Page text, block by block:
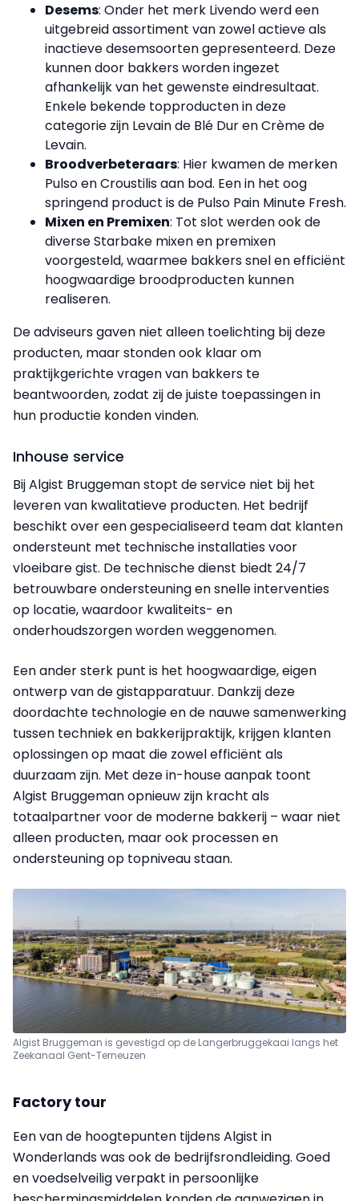
Desems: Onder het merk Livendo werd een
uitgebreid assortiment van zowel actieve als
inactieve desemsoorten gepresenteerd. Deze
kunnen door bakkers worden ingezet
afhankelijk van het gewenste eindresultaat.
Enkele bekende topproducten in deze
categorie zijn Levain de Blé Dur en Crème de
Levain.
Broodverbeteraars: Hier kwamen de merken
Pulso en Croustilis aan bod. Een in het oog
springend product is de Pulso Pain Minute Fresh.
Mixen en Premixen: Tot slot werden ook de
diverse Starbake mixen en premixen
voorgesteld, waarmee bakkers snel en efficiënt
hoogwaardige broodproducten kunnen
realiseren.
De adviseurs gaven niet alleen toelichting bij deze
producten, maar stonden ook klaar om
praktijkgerichte vragen van bakkers te
beantwoorden, zodat zij de juiste toepassingen in
hun productie konden vinden.
Inhouse service
Bij Algist Bruggeman stopt de service niet bij het
leveren van kwalitatieve producten. Het bedrijf
beschikt over een gespecialiseerd team dat klanten
ondersteunt met technische installaties voor
vloeibare gist. De technische dienst biedt 24/7
betrouwbare ondersteuning en snelle interventies
op locatie, waardoor kwaliteits- en
onderhoudszorgen worden weggenomen.
Een ander sterk punt is het hoogwaardige, eigen
ontwerp van de gistapparatuur. Dankzij deze
doordachte technologie en de nauwe samenwerking
tussen techniek en bakkerijpraktijk, krijgen klanten
oplossingen op maat die zowel efficiënt als
duurzaam zijn. Met deze in-house aanpak toont
Algist Bruggeman opnieuw zijn kracht als
totaalpartner voor de moderne bakkerij – waar niet
alleen producten, maar ook processen en
ondersteuning op topniveau staan.
Algist Bruggeman is gevestigd op de Langerbruggekaai langs het
Zeekanaal Gent-Terneuzen
Factory tour
Een van de hoogtepunten tijdens Algist in
Wonderlands was ook de bedrijfsrondleiding. Goed
en voedselveilig verpakt in persoonlijke